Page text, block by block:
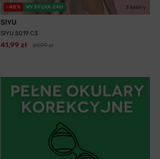
-40% WYSYŁKA 24H 3 kolory
SIYU
SIYU 5019 C3
41,99 zł 69,99 zł